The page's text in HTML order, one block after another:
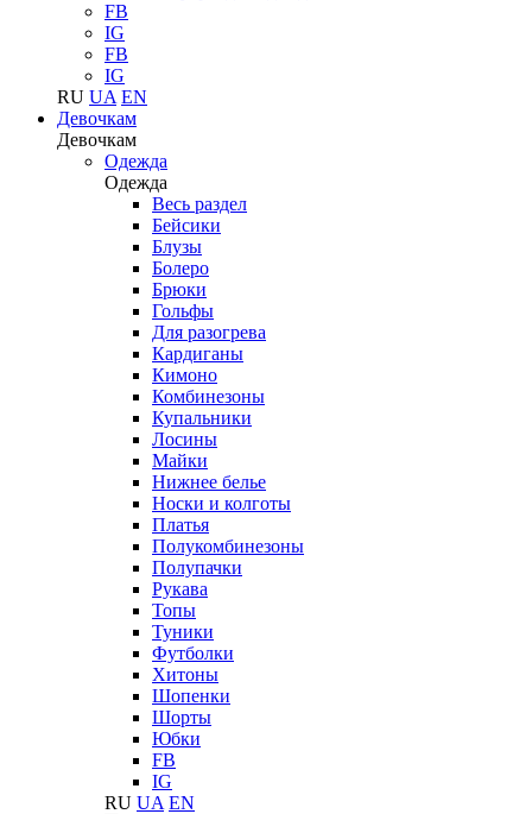
FB
IG
FB
IG
RU UA EN
Девочкам
Девочкам
Одежда
Одежда
Весь раздел
Бейсики
Блузы
Болеро
Брюки
Гольфы
Для разогрева
Кардиганы
Кимоно
Комбинезоны
Купальники
Лосины
Майки
Нижнее белье
Носки и колготы
Платья
Полукомбинезоны
Полупачки
Рукава
Топы
Туники
Футболки
Хитоны
Шопенки
Шорты
Юбки
FB
IG
RU UA EN